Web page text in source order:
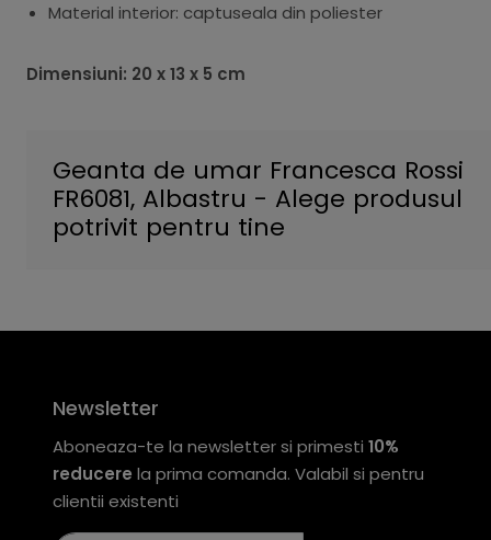
Material interior: captuseala din poliester
Dimensiuni: 20 x 13 x 5 cm
Geanta de umar Francesca Rossi
FR6081, Albastru - Alege produsul
potrivit pentru tine
Newsletter
Aboneaza-te la newsletter si primesti 10%
reducere la prima comanda. Valabil si pentru
clientii existenti